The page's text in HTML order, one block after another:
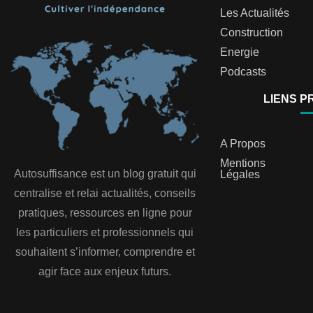
Autosuffisance est un blog gratuit qui
centralise et relai actualités, conseils
pratiques, ressources en ligne pour
les particuliers et professionnels qui
souhaitent s’informer, comprendre et
agir face aux enjeux futurs.
Les Actualités
Construction
Energie
Podcasts
LIENS
A Propos
Mentions
Légales